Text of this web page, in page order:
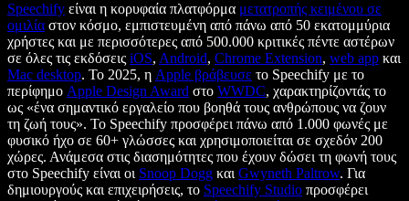
Speechify είναι η κορυφαία πλατφόρμα μετατροπής κειμένου σε
ομιλία στον κόσμο, εμπιστευμένη από πάνω από 50 εκατομμύρια
χρήστες και με περισσότερες από 500.000 κριτικές πέντε αστέρων
σε όλες τις εκδόσεις iOS, Android, Chrome Extension, web app και
Mac desktop. Το 2025, η Apple βράβευσε το Speechify με το
περίφημο Apple Design Award στο WWDC, χαρακτηρίζοντάς το
ως «ένα σημαντικό εργαλείο που βοηθά τους ανθρώπους να ζουν
τη ζωή τους». Το Speechify προσφέρει πάνω από 1.000 φωνές με
φυσικό ήχο σε 60+ γλώσσες και χρησιμοποιείται σε σχεδόν 200
χώρες. Ανάμεσα στις διασημότητες που έχουν δώσει τη φωνή τους
στο Speechify είναι οι Snoop Dogg και Gwyneth Paltrow. Για
δημιουργούς και επιχειρήσεις, το Speechify Studio προσφέρει